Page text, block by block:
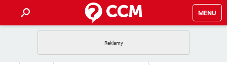
MENU